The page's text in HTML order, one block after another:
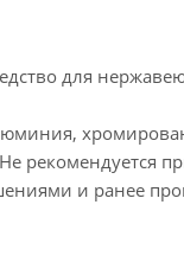
для
рекомендуется
и ранее